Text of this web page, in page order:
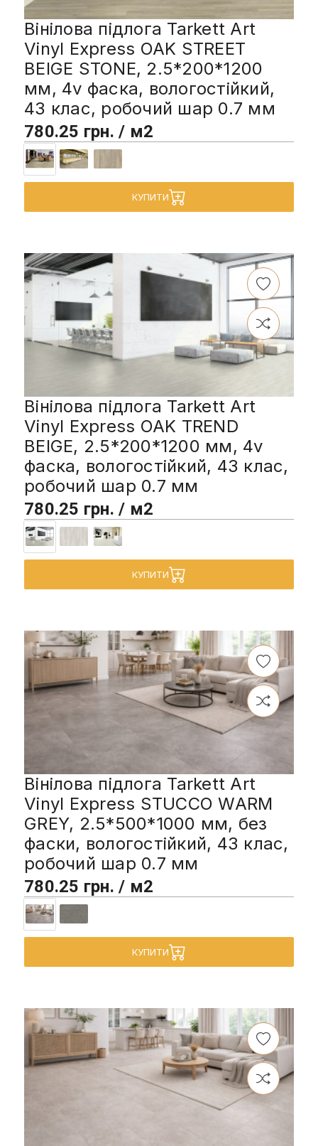
Вінілова підлога Tarkett Art
Vinyl Express OAK STREET
BEIGE STONE, 2.5*200*1200
мм, 4v фаска, вологостійкий,
43 клас, робочий шар 0.7 мм
780.25 грн. / м2
КУПИТИ
Вінілова підлога Tarkett Art
Vinyl Express OAK TREND
BEIGE, 2.5*200*1200 мм, 4v
фаска, вологостійкий, 43 клас,
робочий шар 0.7 мм
780.25 грн. / м2
КУПИТИ
Вінілова підлога Tarkett Art
Vinyl Express STUCCO WARM
GREY, 2.5*500*1000 мм, без
фаски, вологостійкий, 43 клас,
робочий шар 0.7 мм
780.25 грн. / м2
КУПИТИ